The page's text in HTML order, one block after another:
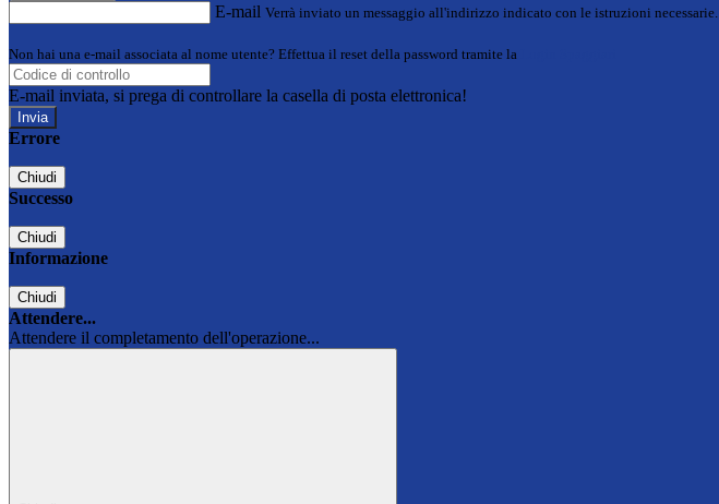
E-mail Verrà inviato un messaggio all'indirizzo indicato con le istruzioni necessarie.
Non hai una e-mail associata al nome utente? Effettua il reset della password tramite la
E-mail inviata, si prega di controllare la casella di posta elettronica!
Errore
Chiudi
Successo
Chiudi
Informazione
Chiudi
Attendere...
Attendere il completamento dell'operazione...